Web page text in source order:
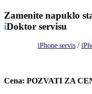
Zamenite napuklo
iDoktor servisu
iPhone servis /
Cena: POZVATI ZA